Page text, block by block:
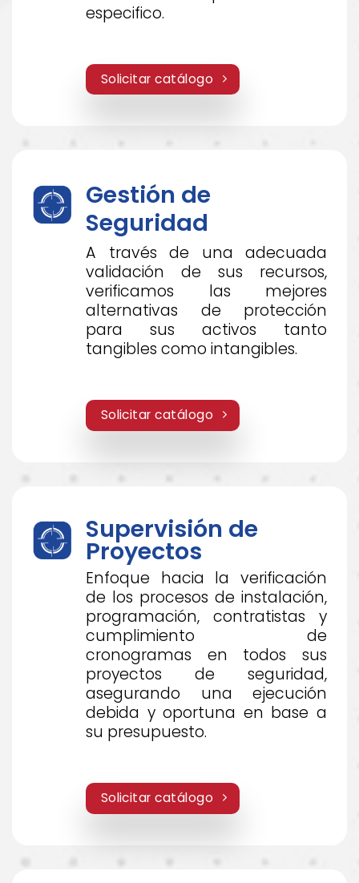
especifico.
Solicitar catálogo
Gestión de
Seguridad
A través de una adecuada
validación de sus recursos,
verificamos las mejores
alternativas de protección
para sus activos tanto
tangibles como intangibles.
Solicitar catálogo
Supervisión de
Proyectos
Enfoque hacia la verificación
de los procesos de instalación,
programación, contratistas y
cumplimiento de
cronogramas en todos sus
proyectos de seguridad,
asegurando una ejecución
debida y oportuna en base a
su presupuesto.
Solicitar catálogo